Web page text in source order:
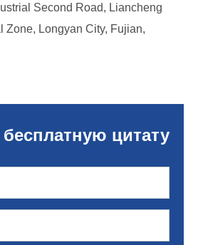
Second Road, Liancheng
Zone, Longyan City, Fujian,
цитату